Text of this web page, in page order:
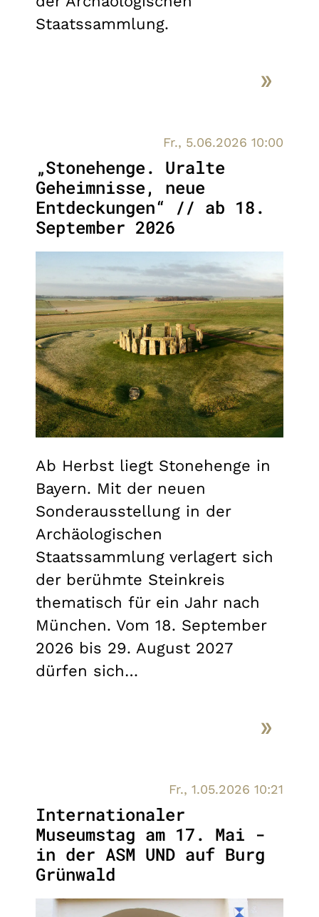
Staatssammlung.
Fr., 5.06.2026 10:00
„Stonehenge. Uralte
Geheimnisse, neue
Entdeckungen“ // ab 18.
September 2026
Ab Herbst liegt Stonehenge in
Bayern. Mit der neuen
Sonderausstellung in der
Archäologischen
Staatssammlung verlagert sich
der berühmte Steinkreis
thematisch für ein Jahr nach
München. Vom 18. September
2026 bis 29. August 2027
dürfen sich…
Fr., 1.05.2026 10:21
Internationaler
Museumstag am 17. Mai -
in der ASM UND auf Burg
Grünwald